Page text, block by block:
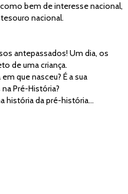
bem de interesse nacional,
nacional.
antepassados! Um dia, os
de uma criança.
que nasceu? É a sua
Pré-História?
história da pré-história…